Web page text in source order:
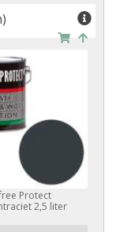
Protect
2,5 liter